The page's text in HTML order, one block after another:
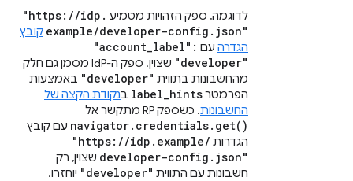
לדוגמה, ספק הזהויות מטמיע "https: //idp .
example/developer-config . json"
קובץ
הגדרה עם "account_label":
"developer"
שצוין. ספק ה-IdP מסמן גם חלק
מהחשבונות בתווית "developer" באמצעות
הפרמטר
label_hints בנקודת הקצה של
החשבונות. כשספק RP מתקשר אל
navigator. credentials. get( )
עם קובץ
הגדרות
"https: //idp . example/
developer-config . json"
שצוין, רק
חשבונות עם התווית "developer" יוחזרו.